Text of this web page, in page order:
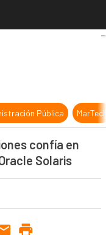
las
Pública
confía en
Solaris